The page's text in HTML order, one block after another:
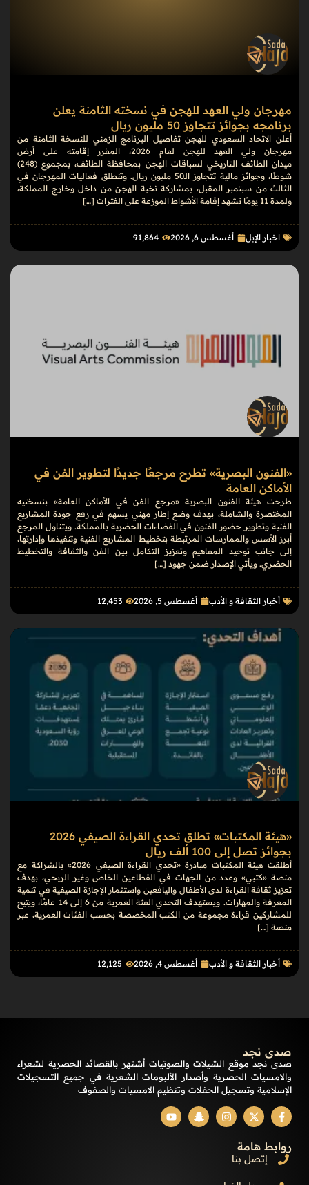
مهرجان ولي العهد للهجن في نسخته الثامنة يعلن
برنامجه بجوائز تتجاوز 50 مليون ريال
أعلن الاتحاد السعودي للهجن تفاصيل البرنامج الزمني للنسخة الثامنة من
مهرجان ولي العهد للهجن لعام 2026، المقرر إقامته على أرض
ميدان الطائف التاريخي لسباقات الهجن بمحافظة الطائف، بمجموع (248)
شوطًا، وجوائز مالية تتجاوز الـ50 مليون ريال. وتنطلق فعاليات المهرجان في
الثالث من سبتمبر المقبل، بمشاركة نخبة الهجن من داخل وخارج المملكة،
ولمدة 11 يومًا تشهد إقامة الأشواط الموزعة على الفترات […]
اخبار الإبل أغسطس 6, 2026 91٬864
«الفنون البصرية» تطرح مرجعًا جديدًا لتطوير الفن في
الأماكن العامة
طرحت هيئة الفنون البصرية «مرجع الفن في الأماكن العامة» بنسختيه
المختصرة والشاملة، بهدف وضع إطار مهني يسهم في رفع جودة المشاريع
الفنية وتطوير حضور الفنون في الفضاءات الحضرية بالمملكة. ويتناول المرجع
أبرز الأسس والممارسات المرتبطة بتخطيط المشاريع الفنية وتنفيذها وإدارتها،
إلى جانب توحيد المفاهيم وتعزيز التكامل بين الفن والثقافة والتخطيط
الحضري. ويأتي الإصدار ضمن جهود […]
أخبار الثقافة و الأدب أغسطس 5, 2026 12٬453
«هيئة المكتبات» تطلق تحدي القراءة الصيفي 2026
بجوائز تصل إلى 100 ألف ريال
أطلقت هيئة المكتبات مبادرة «تحدي القراءة الصيفي 2026» بالشراكة مع
منصة «كتبي» وعدد من الجهات في القطاعين الخاص وغير الربحي، بهدف
تعزيز ثقافة القراءة لدى الأطفال واليافعين واستثمار الإجازة الصيفية في تنمية
المعرفة والمهارات. ويستهدف التحدي الفئة العمرية من 6 إلى 14 عامًا، ويتيح
للمشاركين قراءة مجموعة من الكتب المخصصة بحسب الفئات العمرية، عبر
منصة […]
أخبار الثقافة و الأدب أغسطس 4, 2026 12٬125
صدى نجد
صدى نجد موقع الشيلات والصوتيات أشتهر بالقصائد الحصرية لشعراء
والامسيات الحصرية وأصدار الألبومات الشعرية في جميع التسجيلات
الإسلامية وتسجيل الحفلات وتنظيم الامسيات والصفوف
روابط هامة
إتصل بنا